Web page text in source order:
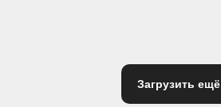
Загрузить ещё